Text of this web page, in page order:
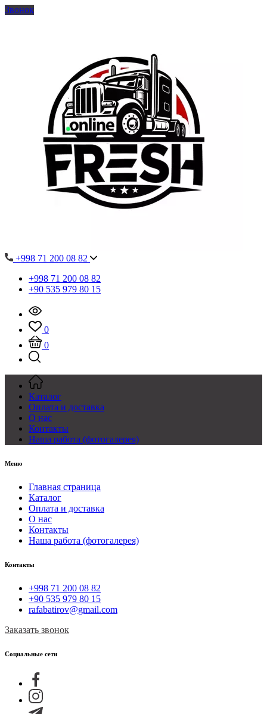
Звонок
+998 71 200 08 82
+998 71 200 08 82
+90 535 979 80 15
0
0
Каталог
Оплата и доставка
О нас
Контакты
Наша работа (фотогалерея)
Меню
Главная страница
Каталог
Оплата и доставка
О нас
Контакты
Наша работа (фотогалерея)
Контакты
+998 71 200 08 82
+90 535 979 80 15
rafabatirov@gmail.com
Заказать звонок
Социальные сети